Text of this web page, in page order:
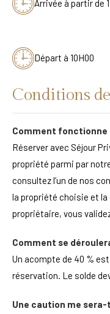
Arrivée à partir de
Départ à 10H00
Conditions
Comment fonctionne
Réserver avec Séjour
propriété parmi par
consultez l’un de nos
la propriété choisie et
propriétaire, vous
Comment se
Un acompte de 40 %
réservation. Le solde
Une caution me